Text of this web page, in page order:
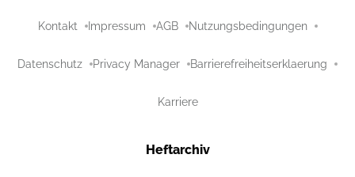
Kontakt Impressum AGB Nutzungsbedingungen
Datenschutz Privacy Manager Barrierefreiheitserklaerung
Karriere
Heftarchiv